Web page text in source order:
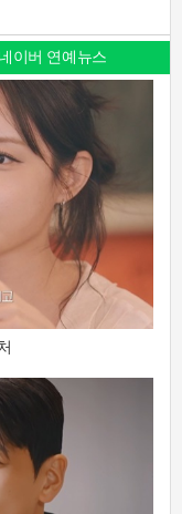
네이버 연예뉴스